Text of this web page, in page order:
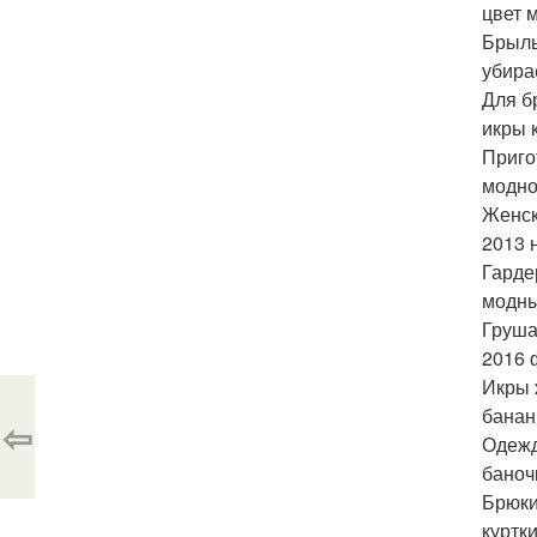
цвет
Для
икры
2013
2016
Икры
⇦